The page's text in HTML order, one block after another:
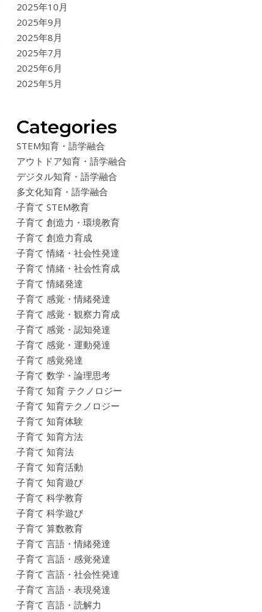
2025年10月
2025年9月
2025年8月
2025年7月
2025年6月
2025年5月
Categories
STEM知育・語学融合
アウトドア知育・語学融合
デジタル知育・語学融合
多文化知育・語学融合
子育て STEM教育
子育て 創造力・環境教育
子育て 創造力育成
子育て 情緒・社会性発達
子育て 情緒・社会性育成
子育て 情緒発達
子育て 感覚・情緒発達
子育て 感覚・観察力育成
子育て 感覚・認知発達
子育て 感覚・運動発達
子育て 感覚発達
子育て 数学・論理思考
子育て 知育 テクノロジー
子育て 知育テクノロジー
子育て 知育体験
子育て 知育方法
子育て 知育法
子育て 知育活動
子育て 知育遊び
子育て 科学教育
子育て 科学遊び
子育て 算数教育
子育て 言語・情緒発達
子育て 言語・感覚発達
子育て 言語・社会性発達
子育て 言語・表現発達
子育て 言語・読解力